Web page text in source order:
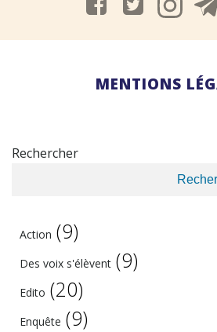
MENTIONS
Rechercher
Action (9)
Des voix s'élèvent (9)
Edito (20)
Enquête (9)